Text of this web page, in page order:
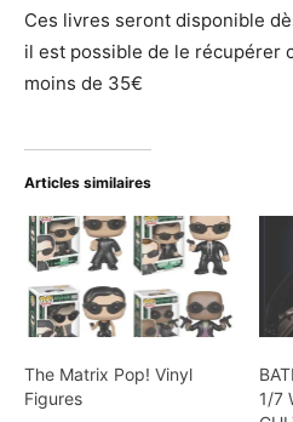
Ces livres seront disponible
il est possible de le récupérer
moins de 35€
Articles similaires
The Matrix Pop! Vinyl
Figures
1/7